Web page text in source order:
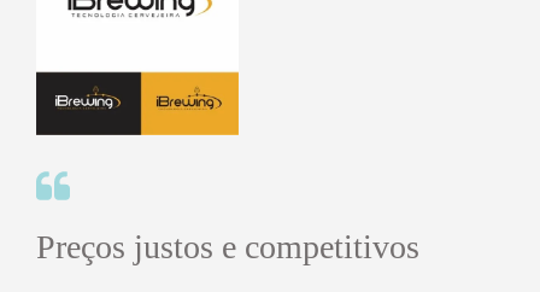
Preços justos e competitivos